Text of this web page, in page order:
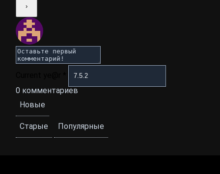
0 комментариев
Новые
Старые Популярные